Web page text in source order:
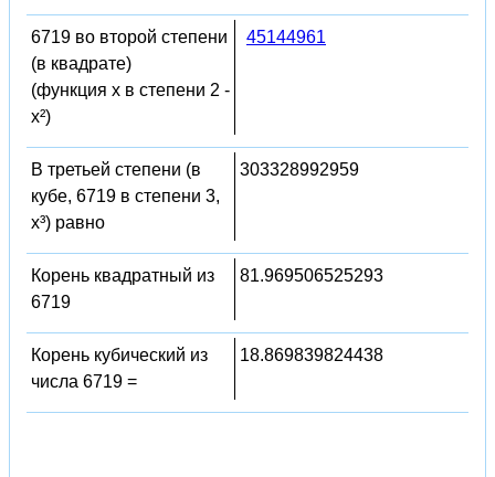
6719 во второй степени
(в квадрате)
(функция x в степени 2 -
x²)
45144961
В третьей степени (в
кубе, 6719 в степени 3,
x³) равно
303328992959
Корень квадратный из
6719
81.969506525293
Корень кубический из
числа 6719 =
18.869839824438